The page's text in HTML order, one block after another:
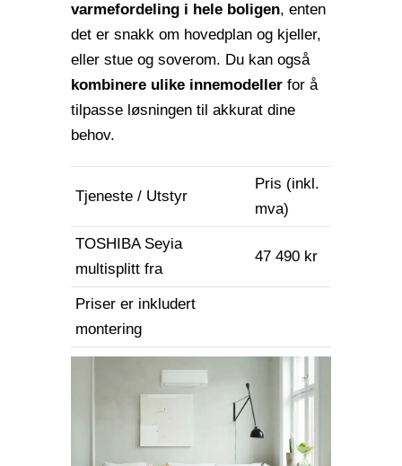
varmefordeling i hele boligen, enten
det er snakk om hovedplan og kjeller,
eller stue og soverom. Du kan også
kombinere ulike innemodeller for å
tilpasse løsningen til akkurat dine
behov.
Tjeneste / Utstyr
Pris (inkl.
mva)
TOSHIBA Seyia
multisplitt fra
47 490 kr
Priser er inkludert
montering